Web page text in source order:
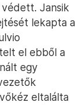
védett. Jansik
lekapta a
el ebből a
egy
eltalálta